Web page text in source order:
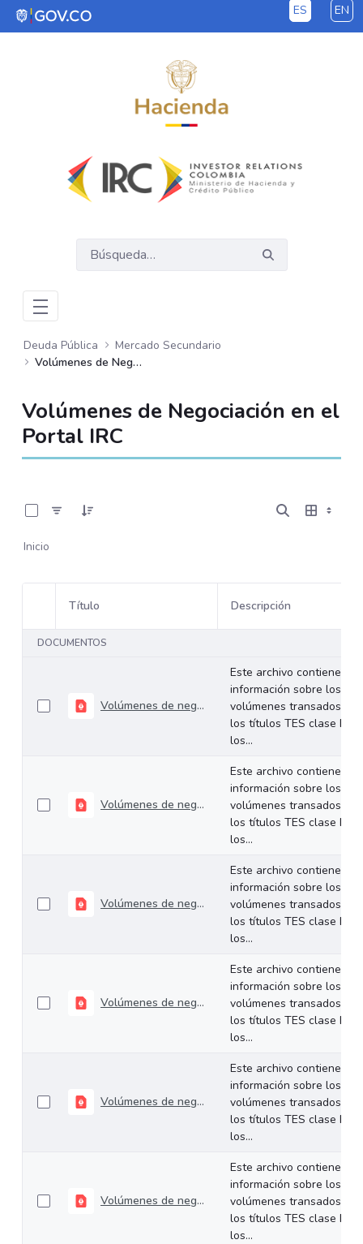
Saltar al contenido principal ES EN
Deuda Pública
Mercado Secundario
Volúmenes de Negociación
Volúmenes de Negociación en el
Portal IRC
Inicio
Selección del elemento
Título Descripción
DOCUMENTOS
Volúmenes de negociación del 27 al 31 de julio de 2026
Este archivo contiene
información sobre los
volúmenes transados de
los títulos TES clase B en
los...
Volúmenes de negociación del 21 al 24 de julio de 2026
Este archivo contiene
información sobre los
volúmenes transados de
los títulos TES clase B en
los...
Volúmenes de negociación del 14 al 17 de julio de 2026
Este archivo contiene
información sobre los
volúmenes transados de
los títulos TES clase B en
los...
Volúmenes de negociación del 06 al 10 de julio de 2026
Este archivo contiene
información sobre los
volúmenes transados de
los títulos TES clase B en
los...
Volúmenes de negociación del 30 de junio al 03 de julio de 2026
Este archivo contiene
información sobre los
volúmenes transados de
los títulos TES clase B en
los...
Volúmenes de negociación del 22 al 26 de junio de 2026
Este archivo contiene
información sobre los
volúmenes transados de
los títulos TES clase B en
los...